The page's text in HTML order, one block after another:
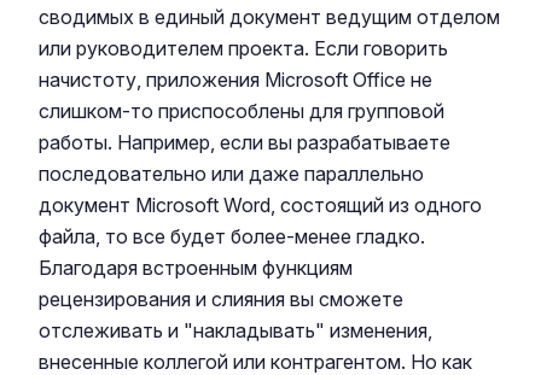
сводимых в единый документ ведущим отделом
или руководителем проекта. Если говорить
начистоту, приложения Microsoft Office не
слишком-то приспособлены для групповой
работы. Например, если вы разрабатываете
последовательно или даже параллельно
документ Microsoft Word, состоящий из одного
файла, то все будет более-менее гладко.
Благодаря встроенным функциям
рецензирования и слияния вы сможете
отслеживать и "накладывать" изменения,
внесенные коллегой или контрагентом. Но как